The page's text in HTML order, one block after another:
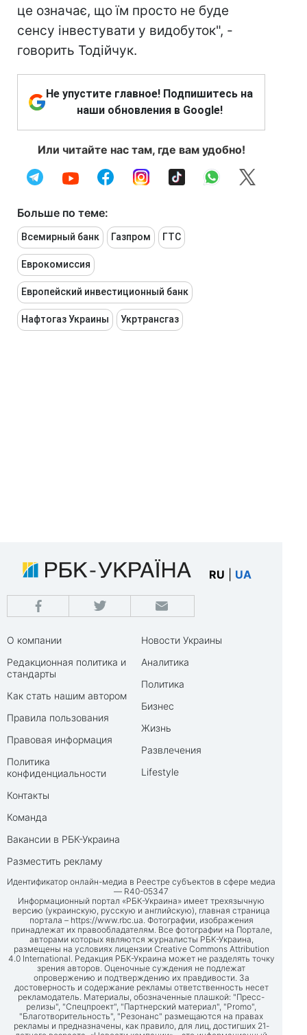
це означає, що їм просто не буде
сенсу інвестувати у видобуток", -
говорить Тодійчук.
Не упустите главное! Подпишитесь на
наши обновления в Google!
Или читайте нас там, где вам удобно!
Больше по теме:
Всемирный банк Газпром ГТС
Еврокомиссия
Европейский инвестиционный банк
Нафтогаз Украины Укртрансгаз
RU UA
О компании
Редакционная политика и
стандарты
Как стать нашим автором
Правила пользования
Правовая информация
Политика
конфиденциальности
Контакты
Команда
Вакансии в РБК-Украина
Разместить рекламу
Новости Украины
Аналитика
Политика
Бизнес
Жизнь
Развлечения
Lifestyle
Идентификатор онлайн-медиа в Реестре субъектов в сфере медиа
— R40-05347
Информационный портал «РБК-Украина» имеет трехязычную
версию (украинскую, русскую и английскую), главная страница
портала – https://www.rbc.ua. Фотографии, изображения
принадлежат их правообладателям. Все фотографии на Портале,
авторами которых являются журналисты РБК-Украина,
размещены на условиях лицензии Creative Commons Attribution
4.0 International. Редакция РБК-Украина может не разделять точку
зрения авторов. Оценочные суждения не подлежат
опровержению и подтверждению их правдивости. За
достоверность и содержание рекламы ответственность несет
рекламодатель. Материалы, обозначенные плашкой: "Пресс-
релизы", "Спецпроект", "Партнерский материал", "Promo",
"Благотворительность", "Резонанс" размещаются на правах
рекламы и предназначены, как правило, для лиц, достигших 21-